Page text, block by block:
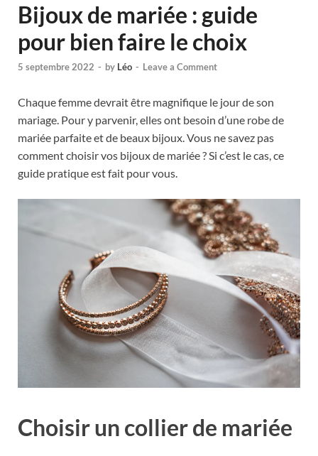
Bijoux de mariée : guide
pour bien faire le choix
5 septembre 2022 - by Léo - Leave a Comment
Chaque femme devrait être magnifique le jour de son
mariage. Pour y parvenir, elles ont besoin d’une robe de
mariée parfaite et de beaux bijoux. Vous ne savez pas
comment choisir vos bijoux de mariée ? Si c’est le cas, ce
guide pratique est fait pour vous.
Choisir un collier de mariée